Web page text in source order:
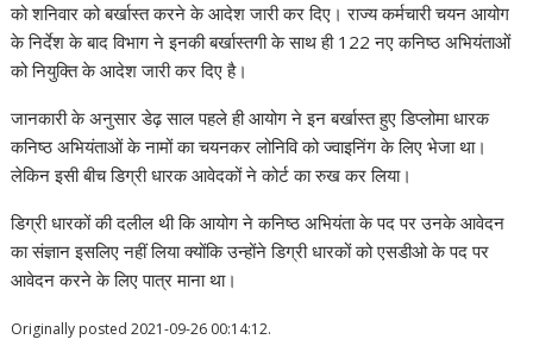
को शनिवार को बर्खास्त करने के आदेश जारी कर दिए। राज्य कर्मचारी चयन आयोग
के निर्देश के बाद विभाग ने इनकी बर्खास्तगी के साथ ही 122 नए कनिष्ठ अभियंताओं
को नियुक्ति के आदेश जारी कर दिए है।
जानकारी के अनुसार डेढ़ साल पहले ही आयोग ने इन बर्खास्त हुए डिप्लोमा धारक
कनिष्ठ अभियंताओं के नामों का चयनकर लोनिवि को ज्वाइनिंग के लिए भेजा था।
लेकिन इसी बीच डिग्री धारक आवेदकों ने कोर्ट का रुख कर लिया।
डिग्री धारकों की दलील थी कि आयोग ने कनिष्ठ अभियंता के पद पर उनके आवेदन
का संज्ञान इसलिए नहीं लिया क्योंकि उन्होंने डिग्री धारकों को एसडीओ के पद पर
आवेदन करने के लिए पात्र माना था।
Originally posted 2021-09-26 00:14:12.